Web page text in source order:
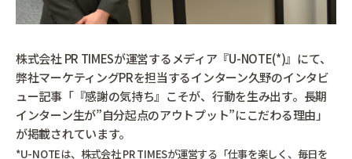
株式会社 PR TIMESが運営するメディア『U-NOTE(*)』にて、
弊社マーケティングPRを担当するインターン久野のインタビ
ュー記事「『感謝の気持ち』こそが、行動を生み出す。長期
インターン生が”自分起点のアウトプット”にこだわる理由」
が掲載されています。
*U-NOTEは、株式会社 PR TIMESが運営する「仕事を楽しく、毎日を